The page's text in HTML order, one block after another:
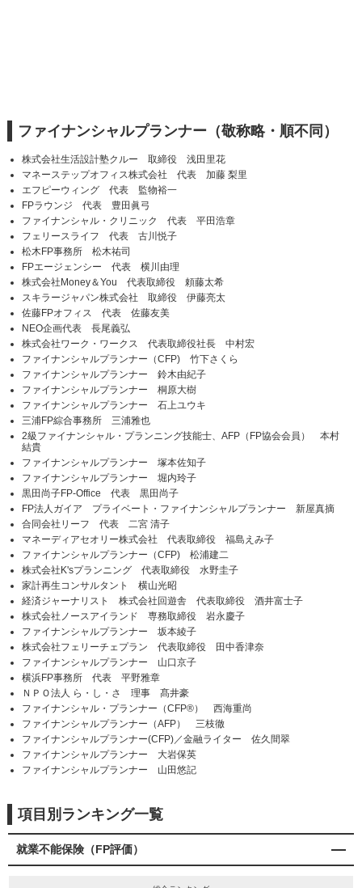
ファイナンシャルプランナー（敬称略・順不同）
株式会社生活設計塾クルー 取締役 浅田里花
マネーステップオフィス株式会社 代表 加藤 梨里
エフピーウィング 代表 監物裕一
FPラウンジ 代表 豊田眞弓
ファイナンシャル・クリニック 代表 平田浩章
フェリースライフ 代表 古川悦子
松木FP事務所 松木祐司
FPエージェンシー 代表 横川由理
株式会社Money＆You 代表取締役 頼藤太希
スキラージャパン株式会社 取締役 伊藤亮太
佐藤FPオフィス 代表 佐藤友美
NEO企画代表 長尾義弘
株式会社ワーク・ワークス 代表取締役社長 中村宏
ファイナンシャルプランナー（CFP) 竹下さくら
ファイナンシャルプランナー 鈴木由紀子
ファイナンシャルプランナー 桐原大樹
ファイナンシャルプランナー 石上ユウキ
三浦FP綜合事務所 三浦雅也
2級ファイナンシャル・プランニング技能士、AFP（FP協会会員） 本村
結貴
ファイナンシャルプランナー 塚本佐知子
ファイナンシャルプランナー 堀内玲子
黒田尚子FP-Office 代表 黒田尚子
FP法人ガイア プライベート・ファイナンシャルプランナー 新屋真摘
合同会社リーフ 代表 二宮 清子
マネーディアセオリー株式会社 代表取締役 福島えみ子
ファイナンシャルプランナー（CFP) 松浦建二
株式会社K'sプランニング 代表取締役 水野圭子
家計再生コンサルタント 横山光昭
経済ジャーナリスト 株式会社回遊舎 代表取締役 酒井富士子
株式会社ノースアイランド 専務取締役 岩永慶子
ファイナンシャルプランナー 坂本綾子
株式会社フェリーチェプラン 代表取締役 田中香津奈
ファイナンシャルプランナー 山口京子
横浜FP事務所 代表 平野雅章
ＮＰＯ法人 ら・し・さ 理事 髙井豪
ファイナンシャル・プランナー（CFP®） 西海重尚
ファイナンシャルプランナー（AFP） 三枝徹
ファイナンシャルプランナー(CFP)／金融ライター 佐久間翠
ファイナンシャルプランナー 大岩保英
ファイナンシャルプランナー 山田悠記
項目別ランキング一覧
就業不能保険（FP評価）